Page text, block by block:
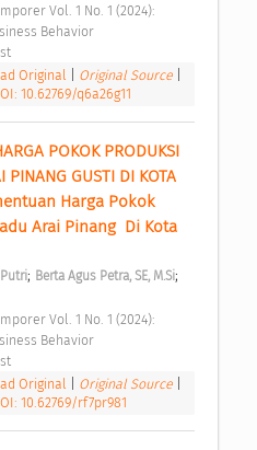
Behavior
Original Original Source
10.62769/q6a26g11
POKOK PRODUKSI
PINANG GUSTI DI KOTA
Harga Pokok
Arai Pinang  Di Kota
; Berta Agus Petra, SE, M.Si;
Behavior
Original Original Source
10.62769/rf7pr981